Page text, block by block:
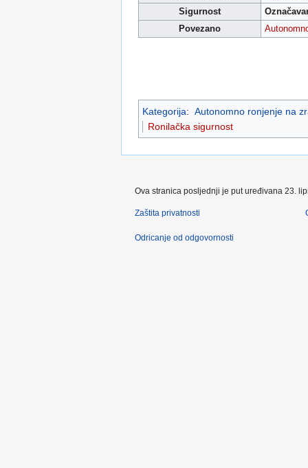
Sigurnost
Povezano
Kategorija: Autonomno ronjenje na
Ronilačka sigurnost
Ova stranica posljednji je put uređivana 23.
Zaštita privatnosti
Odricanje od odgovornosti